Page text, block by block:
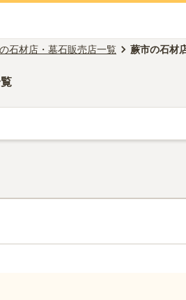
石材店・墓石販売店一覧 蕨市の石材